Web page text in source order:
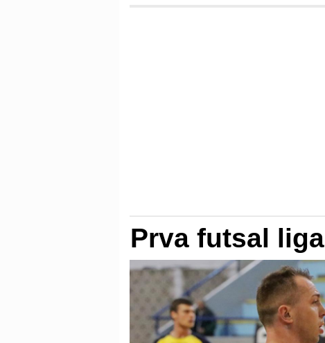
Prva futsal liga